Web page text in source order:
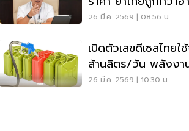
กลุ่มเปราะบาง
26 มี.ค. 2569 | 08:56 น.
เปิดตัวเลขดีเซลไทย
ล้านลิตร/วัน พลังงา
กระจายทั่วถึง
26 มี.ค. 2569 | 10:30 น.